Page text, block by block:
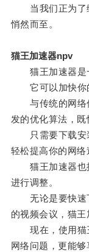
当我们正为了
悄然而至。
猫王加速器npv
猫王加速器是一
它可以加快你的
与传统的网络
发的优化算法，既
只需要下载安装
轻松提高你的网络
猫王加速器也
进行调整。
无论是要快速
的视频会议，猫王
现在，使用猫
网络问题，更能够